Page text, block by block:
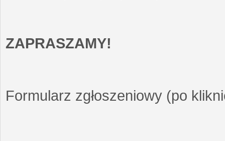
ZAPRASZAMY!
Formularz zgłoszeniowy (po